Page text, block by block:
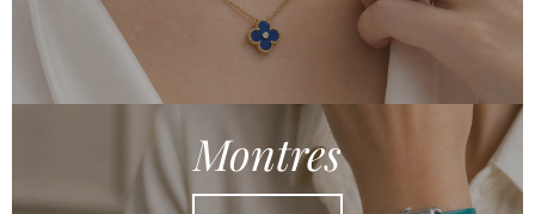
Montres